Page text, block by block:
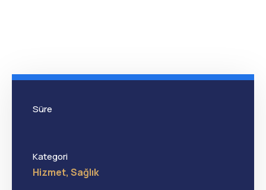
Süre
Kategori
Hizmet, Sağlık